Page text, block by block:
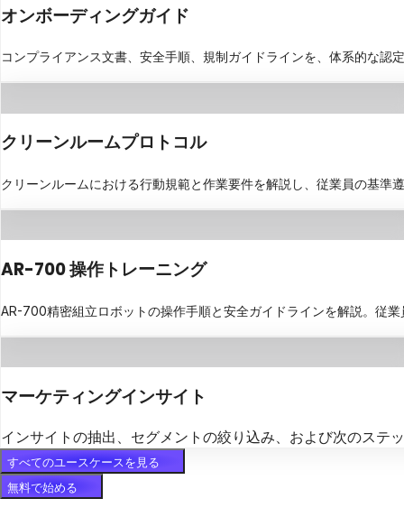
オンボーディングガイド
コンプライアンス文書、安全手順、規制ガイドラインを、体系的な
クリーンルームプロトコル
クリーンルームにおける行動規範と作業要件を解説し、従業員の基準
AR-700 操作トレーニング
AR-700精密組立ロボットの操作手順と安全ガイドラインを解説。従
マーケティングインサイト
インサイトの抽出、セグメントの絞り込み、および次のステ
すべてのユースケースを見る
無料で始める